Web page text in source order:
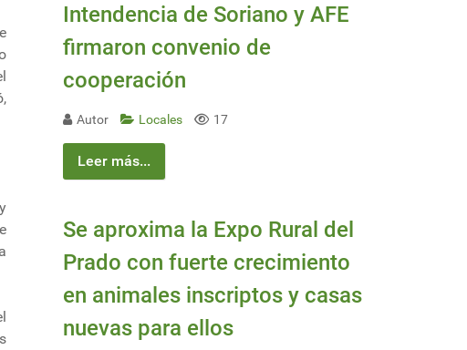
Intendencia de Soriano y AFE
firmaron convenio de
cooperación
Autor Locales 17
Leer más...
Se aproxima la Expo Rural del
Prado con fuerte crecimiento
en animales inscriptos y casas
nuevas para ellos